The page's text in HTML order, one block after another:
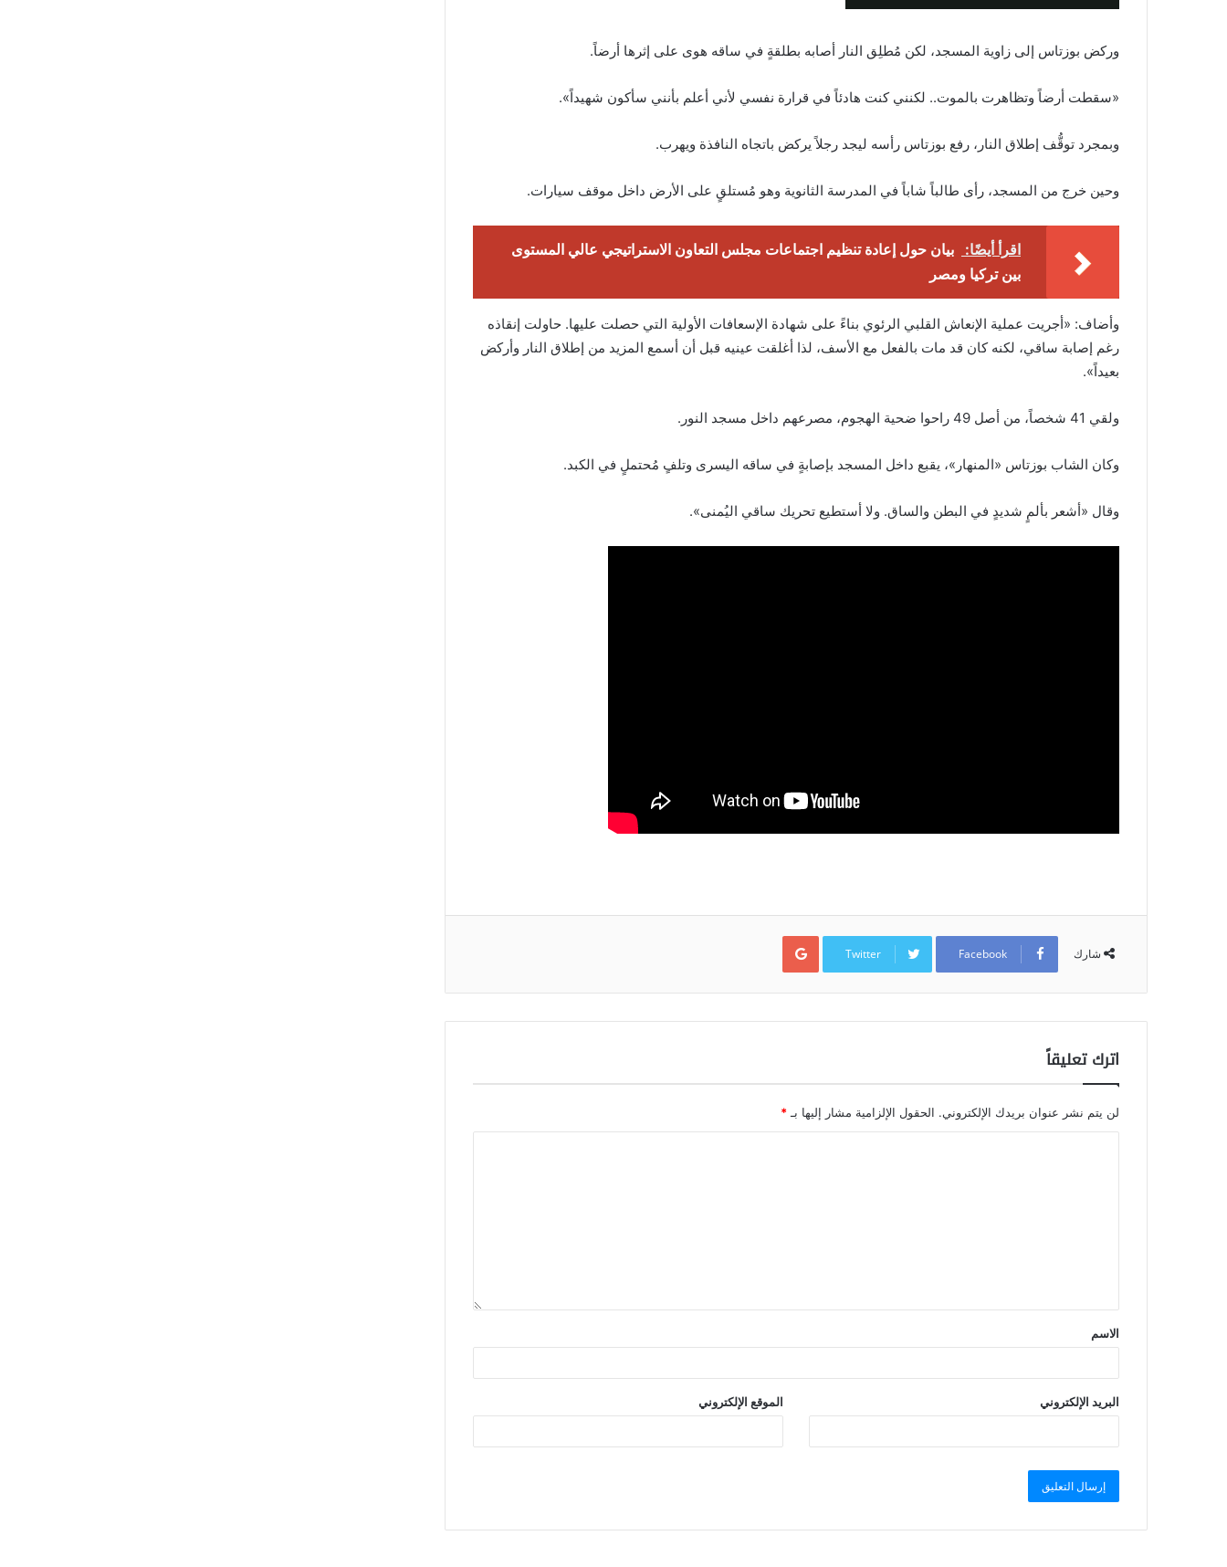
وركض بوزتاس إلى زاوية المسجد، لكن مُطلِق النار أصابه بطلقةٍ في ساقه هوى على إثرها أرضاً.
«سقطت أرضاً وتظاهرت بالموت.. لكنني كنت هادئاً في قرارة نفسي لأني أعلم بأنني سأكون شهيداً».
وبمجرد توقُّف إطلاق النار، رفع بوزتاس رأسه ليجد رجلاً يركض باتجاه النافذة ويهرب.
وحين خرج من المسجد، رأى طالباً شاباً في المدرسة الثانوية وهو مُستلقٍ على الأرض داخل موقف سيارات.
اقرأ أيضًا:
بيان حول إعادة تنظيم اجتماعات مجلس التعاون الاستراتيجي عالي المستوى
بين تركيا ومصر
وأضاف: «أجريت عملية الإنعاش القلبي الرئوي بناءً على شهادة الإسعافات الأولية التي حصلت عليها. حاولت إنقاذه
رغم إصابة ساقي، لكنه كان قد مات بالفعل مع الأسف، لذا أغلقت عينيه قبل أن أسمع المزيد من إطلاق النار وأركض
بعيداً».
ولقي 41 شخصاً، من أصل 49 راحوا ضحية الهجوم، مصرعهم داخل مسجد النور.
وكان الشاب بوزتاس «المنهار»، يقبع داخل المسجد بإصابةٍ في ساقه اليسرى وتلفٍ مُحتملٍ في الكبد.
وقال «أشعر بألمٍ شديدٍ في البطن والساق. ولا أستطيع تحريك ساقي اليُمنى».
شارك Facebook
Twitter
Google+
اترك تعليقاً
لن يتم نشر عنوان بريدك الإلكتروني. الحقول الإلزامية مشار إليها بـ*
الاسم
البريد الإلكتروني الموقع الإلكتروني